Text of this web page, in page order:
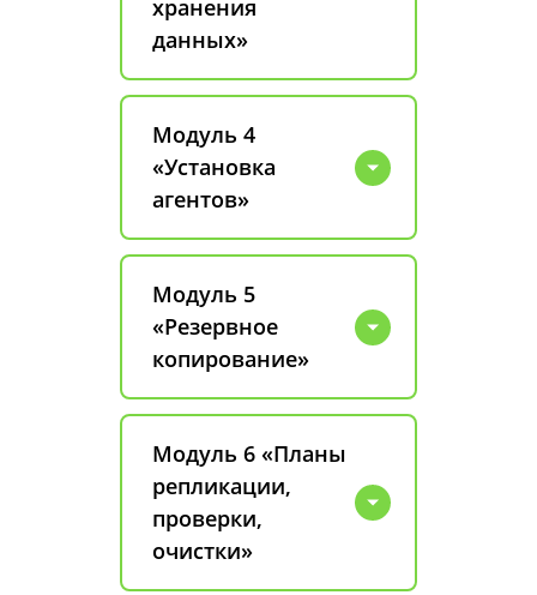
хранения
данных»
Модуль 4
«Установка
агентов»
Модуль 5
«Резервное
копирование»
Модуль 6 «Планы
репликации,
проверки,
очистки»